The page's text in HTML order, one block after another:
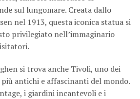
sul lungomare. Creata dallo
nel 1913, questa iconica statua si
privilegiato nell’immaginario
si trova anche Tivoli, uno dei
antichi e affascinanti del mondo.
i giardini incantevoli e i